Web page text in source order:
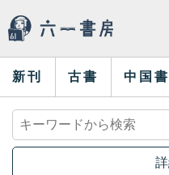
新刊 古書 中国書